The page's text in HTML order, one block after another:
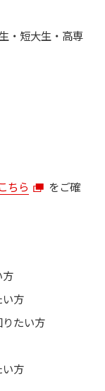
・短大生・高専
ちら
をご確
方
方
たい方
方